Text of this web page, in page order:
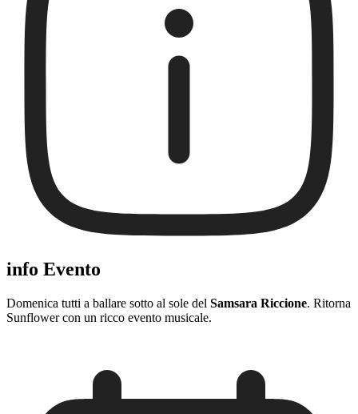
info Evento
Domenica tutti a ballare sotto al sole del Samsara Riccione. Ritorna
Sunflower con un ricco evento musicale.